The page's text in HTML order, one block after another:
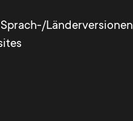
Länderversionen